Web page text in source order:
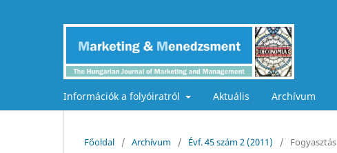
Információk a folyóiratról Aktuális Archívum
Főoldal / Archívum / Évf. 45 szám 2 (2011) / Fogyasztás